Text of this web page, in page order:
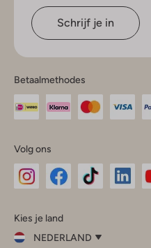
Schrijf je in
Betaalmethodes
Volg ons
InstagramFacebook
Kies je land
NEDERLAND